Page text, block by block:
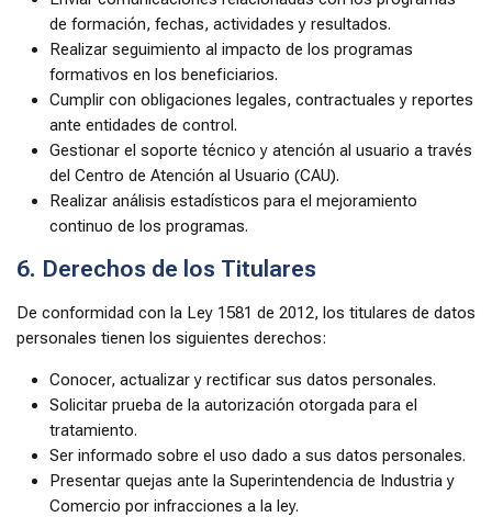
de formación, fechas, actividades y resultados.
Realizar seguimiento al impacto de los programas
formativos en los beneficiarios.
Cumplir con obligaciones legales, contractuales y reportes
ante entidades de control.
Gestionar el soporte técnico y atención al usuario a través
del Centro de Atención al Usuario (CAU).
Realizar análisis estadísticos para el mejoramiento
continuo de los programas.
6. Derechos de los Titulares
De conformidad con la Ley 1581 de 2012, los titulares de datos
personales tienen los siguientes derechos:
Conocer, actualizar y rectificar sus datos personales.
Solicitar prueba de la autorización otorgada para el
tratamiento.
Ser informado sobre el uso dado a sus datos personales.
Presentar quejas ante la Superintendencia de Industria y
Comercio por infracciones a la ley.